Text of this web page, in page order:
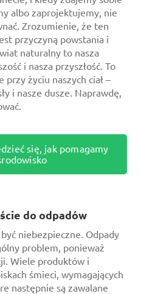
albo zaprojektujemy, nie
Zrozumienie, że ten
przyczyną powstania i
naturalny to nasza
i nasza przyszłość. To
życiu naszych ciał –
i nasze dusze. Naprawdę,
się, jak pomagamy
do odpadów
niebezpieczne. Odpady
problem, ponieważ
Wiele produktów i
śmieci, wymagających
następnie są zawalane